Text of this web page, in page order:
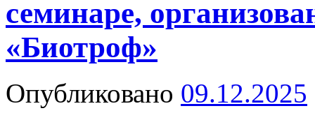
семинаре,
«Биотроф»
Опубликовано 09.12.2025